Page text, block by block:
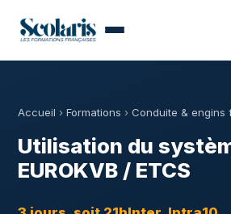
Accueil › Formations › Conduite & engins
Utilisation du
EUROKVB / ETCS